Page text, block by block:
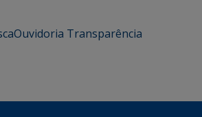
Ouvidoria Transparência